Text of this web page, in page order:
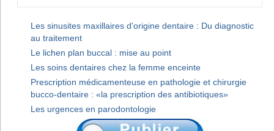
Les sinusites maxillaires d'origine dentaire : Du diagnostic
au traitement
Le lichen plan buccal : mise au point
Les soins dentaires chez la femme enceinte
Prescription médicamenteuse en pathologie et chirurgie
bucco-dentaire : «la prescription des antibiotiques»
Les urgences en parodontologie